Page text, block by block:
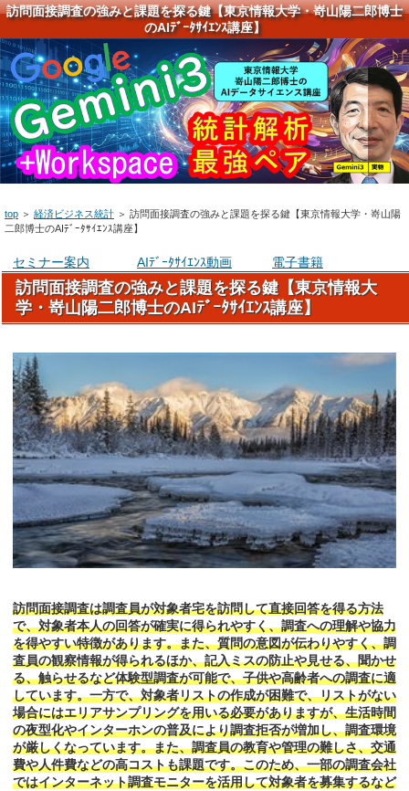
訪問面接調査の強みと課題を探る鍵【東京情報大学・嵜山陽二郎博士
のAIﾃﾞｰﾀｻｲｴﾝｽ講座】
top ＞ 経済ビジネス統計 ＞ 訪問面接調査の強みと課題を探る鍵【東京情報大学・嵜山陽
二郎博士のAIﾃﾞｰﾀｻｲｴﾝｽ講座】
セミナー案内 AIﾃﾞｰﾀｻｲｴﾝｽ動画 電子書籍
訪問面接調査の強みと課題を探る鍵【東京情報大
学・嵜山陽二郎博士のAIﾃﾞｰﾀｻｲｴﾝｽ講座】
訪問面接調査は調査員が対象者宅を訪問して直接回答を得る方法
で、対象者本人の回答が確実に得られやすく、調査への理解や協力
を得やすい特徴があります。また、質問の意図が伝わりやすく、調
査員の観察情報が得られるほか、記入ミスの防止や見せる、聞かせ
る、触らせるなど体験型調査が可能で、子供や高齢者への調査に適
しています。一方で、対象者リストの作成が困難で、リストがない
場合にはエリアサンプリングを用いる必要がありますが、生活時間
の夜型化やインターホンの普及により調査拒否が増加し、調査環境
が厳しくなっています。また、調査員の教育や管理の難しさ、交通
費や人件費などの高コストも課題です。このため、一部の調査会社
ではインターネット調査モニターを活用して対象者を募集するなど